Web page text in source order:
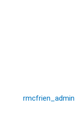
rmcfrien_admin